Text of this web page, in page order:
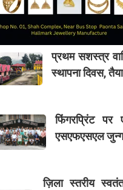
प्रथम सशस्त्र
स्थापना दिवस,
फिंगरप्रिंट पर
एसएफएसएल
ज़िला स्तरीय